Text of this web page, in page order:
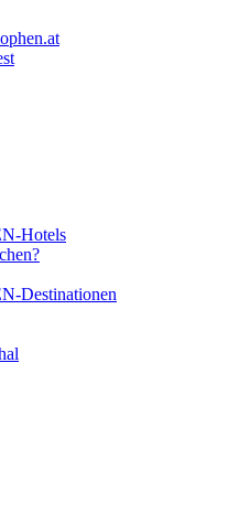
Hotels
Destinationen